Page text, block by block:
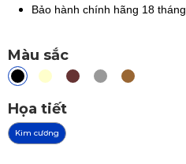
Bảo hành chính hãng 18 tháng
Màu sắc
Họa tiết
Kim cương